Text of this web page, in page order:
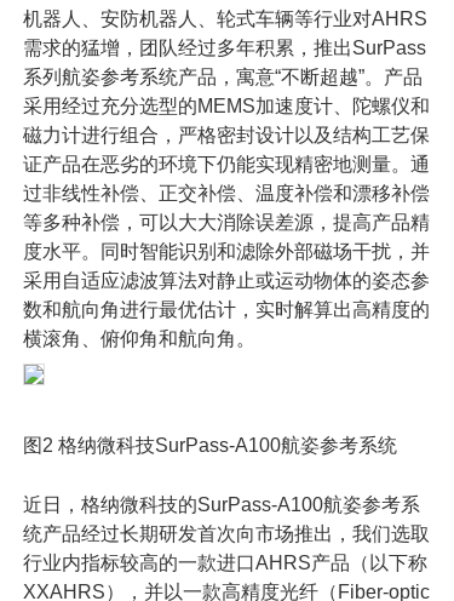
机器人、安防机器人、轮式车辆等行业对AHRS
需求的猛增，团队经过多年积累，推出SurPass
系列航姿参考系统产品，寓意“不断超越”。产品
采用经过充分选型的MEMS加速度计、陀螺仪和
磁力计进行组合，严格密封设计以及结构工艺保
证产品在恶劣的环境下仍能实现精密地测量。通
过非线性补偿、正交补偿、温度补偿和漂移补偿
等多种补偿，可以大大消除误差源，提高产品精
度水平。同时智能识别和滤除外部磁场干扰，并
采用自适应滤波算法对静止或运动物体的姿态参
数和航向角进行最优估计，实时解算出高精度的
横滚角、俯仰角和航向角。
图 2格纳微科技SurPass-A100航姿参考系统
近日，格纳微科技的SurPass-A100航姿参考系
统产品经过长期研发首次向市场推出，我们选取
行业内指标较高的一款进口AHRS产品（以下称
XXAHRS），并以一款高精度光纤（ Fiber-optic